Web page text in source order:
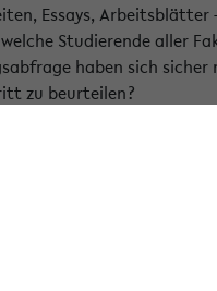
Essays,
Studierende aller
haben sich
zu beurteilen?